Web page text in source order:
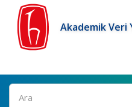
Akademik Veri
Ara